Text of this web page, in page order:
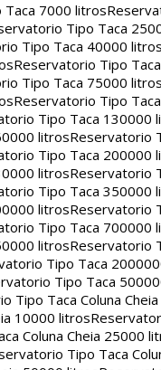
7000 litros
Tipo Taca
Tipo Taca 40000 litros
Reservatorio Tipo
Tipo Taca 75000 litros
Reservatorio Tipo
Tipo Taca 130000
litrosReservatorio
Tipo Taca 200000
litrosReservatorio
Tipo Taca 350000
litrosReservatorio
Tipo Taca 700000
litrosReservatorio
Tipo Taca
Tipo Taca
Tipo Taca Coluna
10000 litros
Coluna Cheia 25000
Tipo Taca